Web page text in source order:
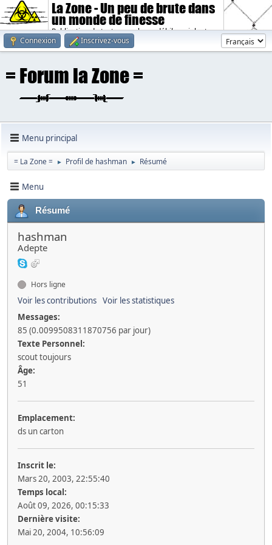
La Zone - Un peu de brute dans
un monde de finesse
Publication de textes sombres, débiles, violents.
Connexion
Inscrivez-vous
Menu principal
= La Zone = ► Profil de hashman ► Résumé
Menu
Résumé
hashman
Adepte
Hors ligne
Voir les contributions Voir les statistiques
Messages:
85 (0.0099508311870756 par jour)
Texte Personnel:
scout toujours
Âge:
51
Emplacement:
ds un carton
Inscrit le:
Mars 20, 2003, 22:55:40
Temps local:
Août 09, 2026, 00:15:33
Dernière visite:
Mai 20, 2004, 10:56:09